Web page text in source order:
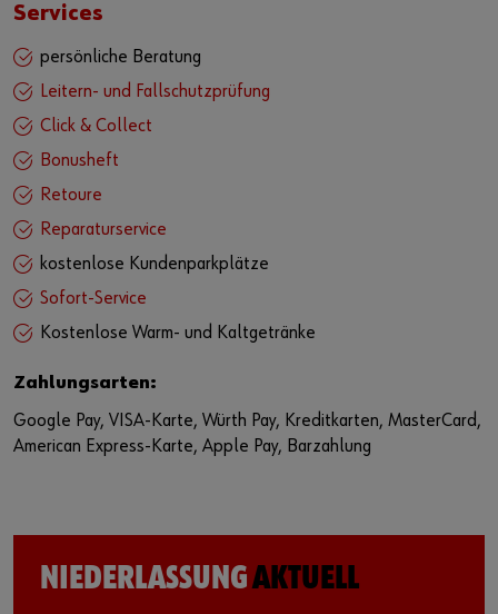
Services
persönliche Beratung
Leitern- und Fallschutzprüfung
Click & Collect
Bonusheft
Retoure
Reparaturservice
kostenlose Kundenparkplätze
Sofort-Service
Kostenlose Warm- und Kaltgetränke
Zahlungsarten:
Google Pay, VISA-Karte, Würth Pay, Kreditkarten, MasterCard,
American Express-Karte, Apple Pay, Barzahlung
NIEDERLASSUNGAKTUELL